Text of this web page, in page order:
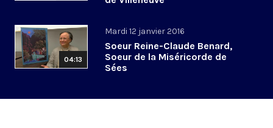
04:13
Mardi 12 janvier 2016
Soeur Reine-Claude Benard,
Soeur de la Miséricorde de
Sées